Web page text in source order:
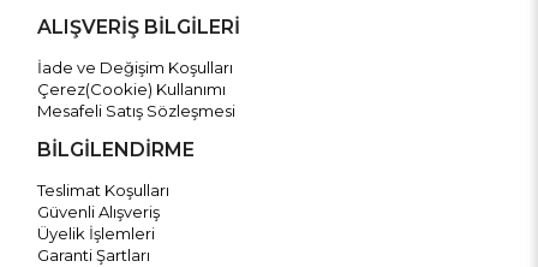
ALIŞVERİŞ BİLGİLERİ
İade ve Değişim Koşulları
Çerez(Cookie) Kullanımı
Mesafeli Satış Sözleşmesi
BİLGİLENDİRME
Teslimat Koşulları
Güvenli Alışveriş
Üyelik İşlemleri
Garanti Şartları